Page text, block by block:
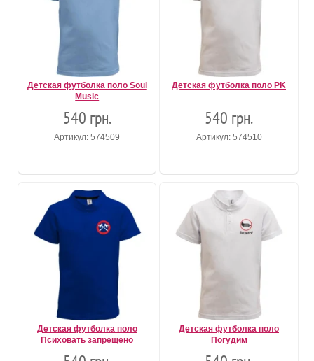
Детская футболка поло Soul
Music
540 грн.
Артикул: 574509
Детская футболка поло PK
540 грн.
Артикул: 574510
Детская футболка поло
Психовать запрещено
Детская футболка поло
Погудим